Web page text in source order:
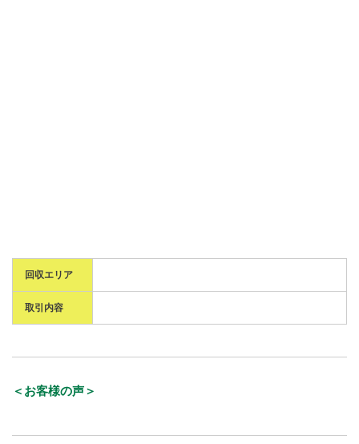
回収エリア
取引内容
＜お客様の声＞